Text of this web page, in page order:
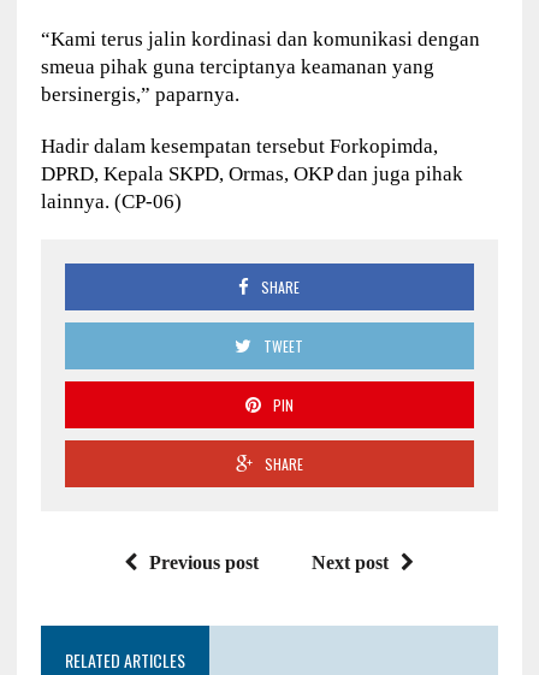
“Kami terus jalin kordinasi dan komunikasi dengan
smeua pihak guna terciptanya keamanan yang
bersinergis,” paparnya.
Hadir dalam kesempatan tersebut Forkopimda,
DPRD, Kepala SKPD, Ormas, OKP dan juga pihak
lainnya. (CP-06)
SHARE
TWEET
PIN
SHARE
Previous post Next post
RELATED ARTICLES